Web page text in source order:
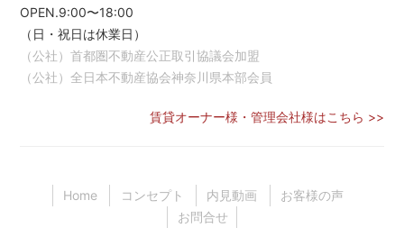
OPEN.9:00〜18:00
（日・祝日は休業日）
（公社）首都圏不動産公正取引協議会加盟
（公社）全日本不動産協会神奈川県本部会員
賃貸オーナー様・管理会社様はこちら >>
Home コンセプト 内見動画
お客様の声
お問合せ